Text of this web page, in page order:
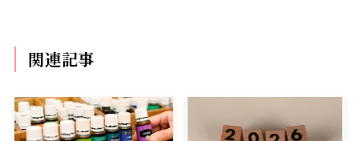
関連記事